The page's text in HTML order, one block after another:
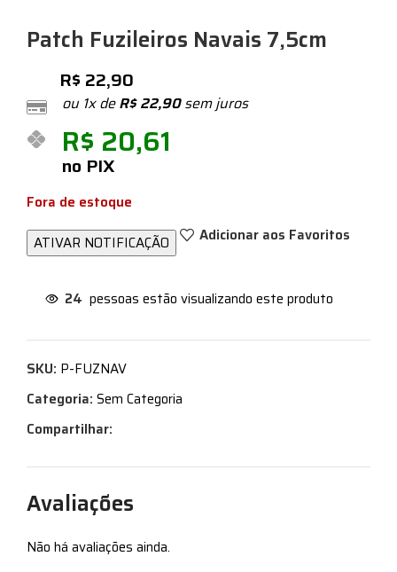
Patch Fuzileiros Navais 7,5cm
R$ 22,90
ou 1x deR$22,90sem juros
R$ 20,61
no PIX
Fora de estoque
Adicionar aos Favoritos
24 pessoas estão visualizando este produto
SKU: P-FUZNAV
Categoria: Sem Categoria
Compartilhar:
Avaliações
Não há avaliações ainda.